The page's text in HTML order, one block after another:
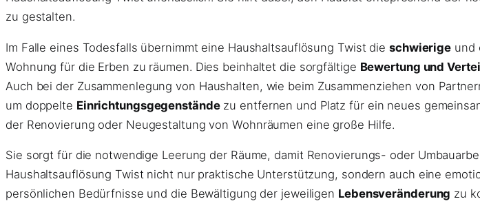
zu gestalten.
Im Falle eines Todesfalls übernimmt eine Haushaltsauflösung Twist die schwierige
Wohnung für die Erben zu räumen. Dies beinhaltet die sorgfältige Bewertung und
Auch bei der Zusammenlegung von Haushalten, wie beim Zusammenziehen von
um doppelte Einrichtungsgegenständezu entfernen und Platz für ein neues
der Renovierung oder Neugestaltung von Wohnräumen eine große Hilfe.
Sie sorgt für die notwendige Leerung der Räume, damit Renovierungs- oder
Haushaltsauflösung Twist nicht nur praktische Unterstützung, sondern auch eine
persönlichen Bedürfnisse und die Bewältigung der jeweiligen Lebensveränderung zu